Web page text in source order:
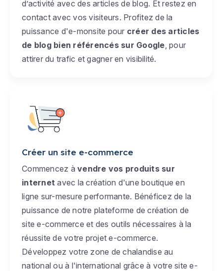
d’activité avec des articles de blog. Et restez en
contact avec vos visiteurs. Profitez de la
puissance d'e-monsite pour créer des articles
de blog bien référencés sur Google , pour
attirer du trafic et gagner en visibilité.
Créer un site e-commerce
Commencez à vendre vos produits sur
internet avec la création d'une boutique en
ligne sur-mesure performante. Bénéficez de la
puissance de notre plateforme de création de
site e-commerce et des outils nécessaires à la
réussite de votre projet e-commerce.
Développez votre zone de chalandise au
national ou à l'international grâce à votre site e-